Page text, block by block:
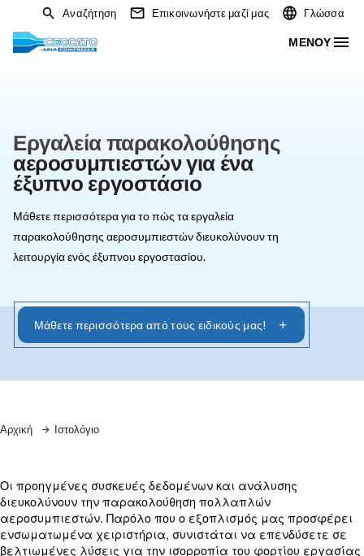
Αναζήτηση Επικοινωνήστε μαζί μας
Εργαλεία παρακολούθησης
αεροσυμπιεστών για ένα
έξυπνο εργοστάσιο
Μάθετε περισσότερα για το πώς τα εργαλεία
λειτουργία ενός έξυπνου εργοστασίου.
Αρχική Ιστολόγιο